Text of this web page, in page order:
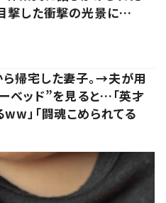
撃した衝撃の光景に…
帰宅した妻子。→夫が用
ベッド”を見ると…「英才
」「闘魂こめられてる